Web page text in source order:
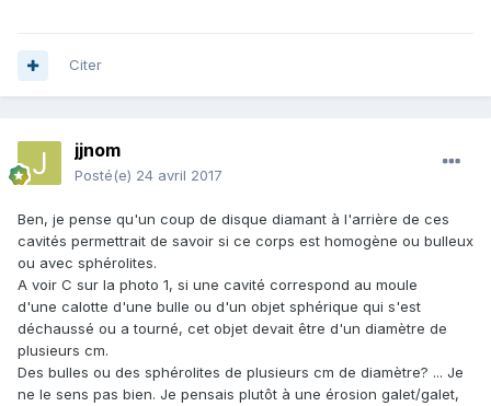
Citer
jjnom
Posté(e) 24 avril 2017
Ben, je pense qu'un coup de disque diamant à l'arrière de ces
cavités permettrait de savoir si ce corps est homogène ou bulleux
ou avec sphérolites.
A voir C sur la photo 1, si une cavité correspond au moule
d'une calotte d'une bulle ou d'un objet sphérique qui s'est
déchaussé ou a tourné, cet objet devait être d'un diamètre de
plusieurs cm.
Des bulles ou des sphérolites de plusieurs cm de diamètre? ... Je
ne le sens pas bien. Je pensais plutôt à une érosion galet/galet,